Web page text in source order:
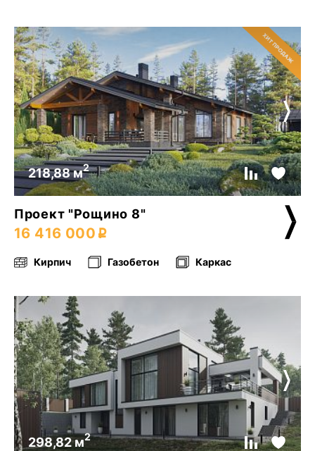
218,88 м2
Проект "Рощино 8"
16 416 000
Кирпич Газобетон Каркас
298,82 м2